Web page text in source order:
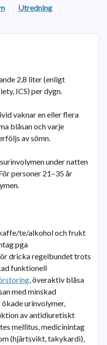
| Utredning
|
2,8 liter (enligt
ICS) per dygn.
vaknar en eller flera
blåsan och varje
av sömn.
under natten
personer 21–35 år
te/alkohol och frukt
pga
dricka regelbundet trots
funktionell
, överaktiv blåsa
med minskad
urinvolymer,
av antidiuretiskt
mellitus, medicinintag
(hjärtsvikt, takykardi),